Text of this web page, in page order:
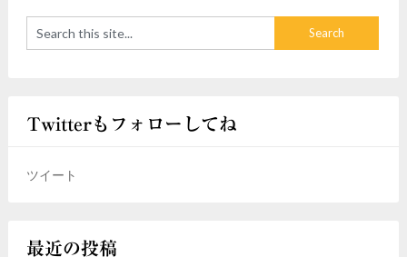
Twitterもフォローしてね
ツイート
最近の投稿